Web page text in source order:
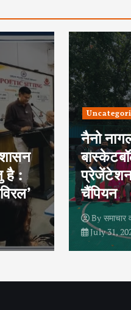
राष्ट्रीय
बना
दिल्ली
240
राष्ट्रीय
By समाचार
July 31,